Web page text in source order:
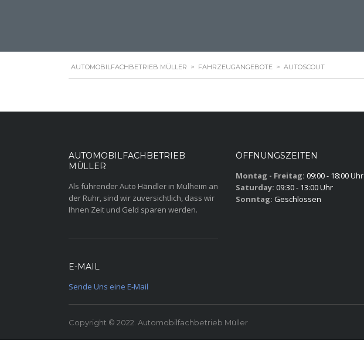
AUTOMOBILFACHBETRIEB MÜLLER > FAHRZEUGANGEBOTE > AUTOSCOUT
AUTOMOBILFACHBETRIEB
MÜLLER
Als führender Auto Händler in Mülheim an
der Ruhr, sind wir zuversichtlich, dass wir
Ihnen Zeit und Geld sparen werden.
ÖFFNUNGSZEITEN
Montag - Freitag: 09:00 - 18:00 Uhr
Saturday: 09:30 - 13:00 Uhr
Sonntag: Geschlossen
E-MAIL
Sende Uns eine E-Mail
Copyright © 2022. Automobilfachbetrieb Müller